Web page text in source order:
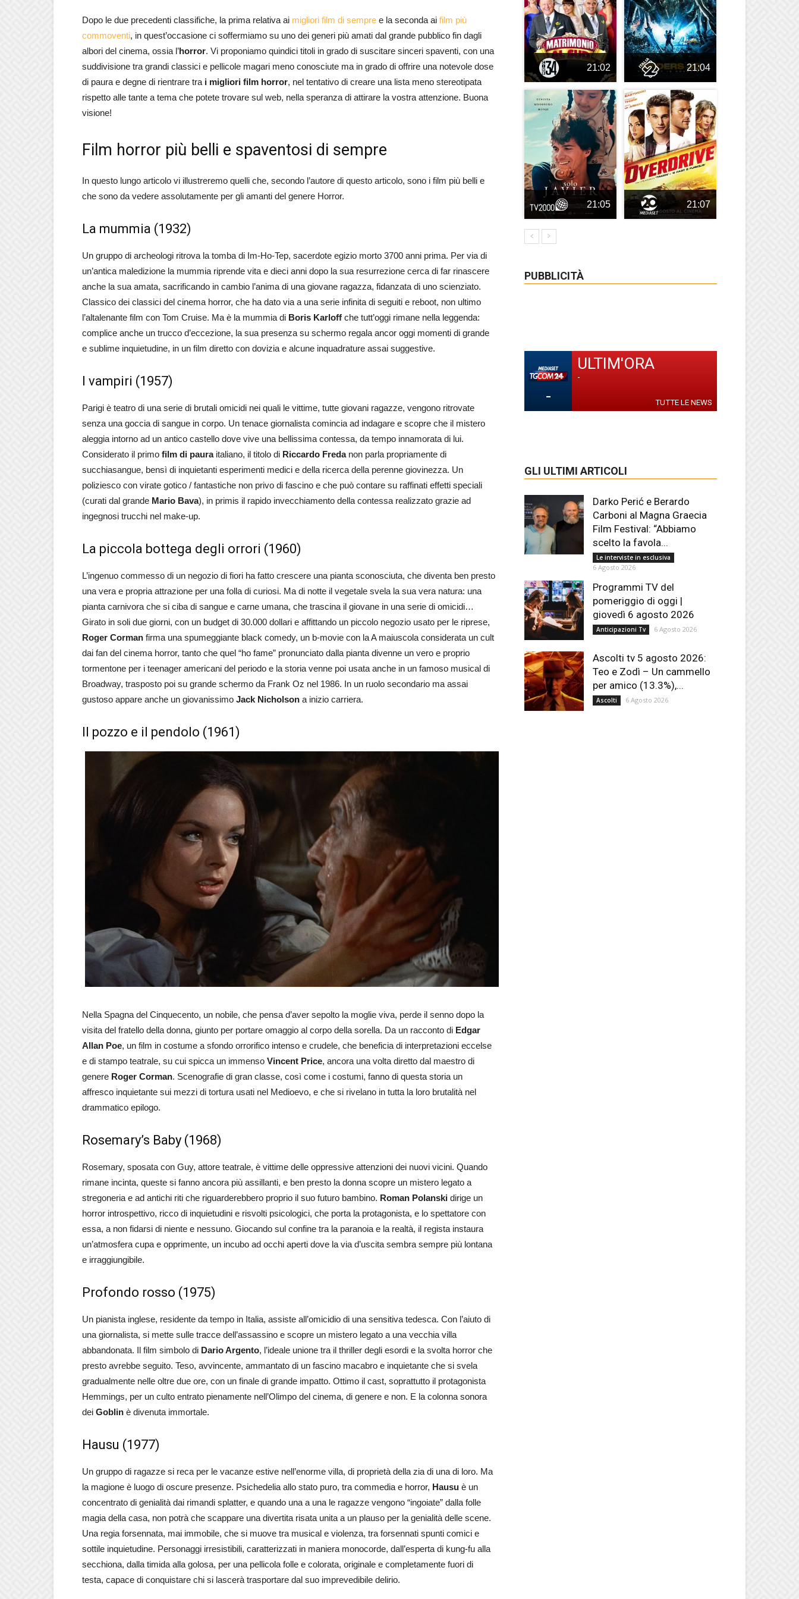
Dopo le due precedenti classifiche, la prima relativa ai migliori film di sempre e la seconda ai film più
commoventi, in quest’occasione ci soffermiamo su uno dei generi più amati dal grande pubblico fin dagli
albori del cinema, ossia l’horror. Vi proponiamo quindici titoli in grado di suscitare sinceri spaventi, con una
suddivisione tra grandi classici e pellicole magari meno conosciute ma in grado di offrire una notevole dose
di paura e degne di rientrare tra i migliori film horror, nel tentativo di creare una lista meno stereotipata
rispetto alle tante a tema che potete trovare sul web, nella speranza di attirare la vostra attenzione. Buona
visione!
Film horror più belli e spaventosi di sempre
In questo lungo articolo vi illustreremo quelli che, secondo l’autore di questo articolo, sono i film più belli e
che sono da vedere assolutamente per gli amanti del genere Horror.
La mummia (1932)
Un gruppo di archeologi ritrova la tomba di Im-Ho-Tep, sacerdote egizio morto 3700 anni prima. Per via di
un’antica maledizione la mummia riprende vita e dieci anni dopo la sua resurrezione cerca di far rinascere
anche la sua amata, sacrificando in cambio l’anima di una giovane ragazza, fidanzata di uno scienziato.
Classico dei classici del cinema horror, che ha dato via a una serie infinita di seguiti e reboot, non ultimo
l’altalenante film con Tom Cruise. Ma è la mummia di Boris Karloff che tutt’oggi rimane nella leggenda:
complice anche un trucco d’eccezione, la sua presenza su schermo regala ancor oggi momenti di grande
e sublime inquietudine, in un film diretto con dovizia e alcune inquadrature assai suggestive.
I vampiri (1957)
Parigi è teatro di una serie di brutali omicidi nei quali le vittime, tutte giovani ragazze, vengono ritrovate
senza una goccia di sangue in corpo. Un tenace giornalista comincia ad indagare e scopre che il mistero
aleggia intorno ad un antico castello dove vive una bellissima contessa, da tempo innamorata di lui.
Considerato il primo film di pauraitaliano, il titolo di Riccardo Fredanon parla propriamente di
succhiasangue, bensì di inquietanti esperimenti medici e della ricerca della perenne giovinezza. Un
poliziesco con virate gotico / fantastiche non privo di fascino e che può contare su raffinati effetti speciali
(curati dal grande Mario Bava), in primis il rapido invecchiamento della contessa realizzato grazie ad
ingegnosi trucchi nel make-up.
La piccola bottega degli orrori (1960)
L’ingenuo commesso di un negozio di fiori ha fatto crescere una pianta sconosciuta, che diventa ben presto
una vera e propria attrazione per una folla di curiosi. Ma di notte il vegetale svela la sua vera natura: una
pianta carnivora che si ciba di sangue e carne umana, che trascina il giovane in una serie di omicidi…
Girato in soli due giorni, con un budget di 30.000 dollari e affittando un piccolo negozio usato per le riprese,
Roger Corman firma una spumeggiante black comedy, un b-movie con la A maiuscola considerata un cult
dai fan del cinema horror, tanto che quel “ho fame” pronunciato dalla pianta divenne un vero e proprio
tormentone per i teenager americani del periodo e la storia venne poi usata anche in un famoso musical di
Broadway, trasposto poi su grande schermo da Frank Oz nel 1986. In un ruolo secondario ma assai
gustoso appare anche un giovanissimo Jack Nicholson a inizio carriera.
Il pozzo e il pendolo (1961)
Nella Spagna del Cinquecento, un nobile, che pensa d’aver sepolto la moglie viva, perde il senno dopo la
visita del fratello della donna, giunto per portare omaggio al corpo della sorella. Da un racconto di Edgar
Allan Poe, un film in costume a sfondo orrorifico intenso e crudele, che beneficia di interpretazioni eccelse
e di stampo teatrale, su cui spicca un immenso Vincent Price, ancora una volta diretto dal maestro di
genere Roger Corman. Scenografie di gran classe, così come i costumi, fanno di questa storia un
affresco inquietante sui mezzi di tortura usati nel Medioevo, e che si rivelano in tutta la loro brutalità nel
drammatico epilogo.
Rosemary’s Baby (1968)
Rosemary, sposata con Guy, attore teatrale, è vittime delle oppressive attenzioni dei nuovi vicini. Quando
rimane incinta, queste si fanno ancora più assillanti, e ben presto la donna scopre un mistero legato a
stregoneria e ad antichi riti che riguarderebbero proprio il suo futuro bambino. Roman Polanski dirige un
horror introspettivo, ricco di inquietudini e risvolti psicologici, che porta la protagonista, e lo spettatore con
essa, a non fidarsi di niente e nessuno. Giocando sul confine tra la paranoia e la realtà, il regista instaura
un’atmosfera cupa e opprimente, un incubo ad occhi aperti dove la via d’uscita sembra sempre più lontana
e irraggiungibile.
Profondo rosso (1975)
Un pianista inglese, residente da tempo in Italia, assiste all’omicidio di una sensitiva tedesca. Con l’aiuto di
una giornalista, si mette sulle tracce dell’assassino e scopre un mistero legato a una vecchia villa
abbandonata. Il film simbolo di Dario Argento, l’ideale unione tra il thriller degli esordi e la svolta horror che
presto avrebbe seguito. Teso, avvincente, ammantato di un fascino macabro e inquietante che si svela
gradualmente nelle oltre due ore, con un finale di grande impatto. Ottimo il cast, soprattutto il protagonista
Hemmings, per un culto entrato pienamente nell’Olimpo del cinema, di genere e non. E la colonna sonora
dei Goblin è divenuta immortale.
Hausu (1977)
Un gruppo di ragazze si reca per le vacanze estive nell’enorme villa, di proprietà della zia di una di loro. Ma
la magione è luogo di oscure presenze. Psichedelia allo stato puro, tra commedia e horror, Hausu è un
concentrato di genialità dai rimandi splatter, e quando una a una le ragazze vengono “ingoiate” dalla folle
magia della casa, non potrà che scappare una divertita risata unita a un plauso per la genialità delle scene.
Una regia forsennata, mai immobile, che si muove tra musical e violenza, tra forsennati spunti comici e
sottile inquietudine. Personaggi irresistibili, caratterizzati in maniera monocorde, dall’esperta di kung-fu alla
secchiona, dalla timida alla golosa, per una pellicola folle e colorata, originale e completamente fuori di
testa, capace di conquistare chi si lascerà trasportare dal suo imprevedibile delirio.
21:02 21:04
21:05 21:07
PUBBLICITÀ
-
ULTIM'ORA
-
TUTTE LE NEWS
GLI ULTIMI ARTICOLI
Darko Perić e Berardo
Carboni al Magna Graecia
Film Festival: “Abbiamo
scelto la favola...
Le interviste in esclusiva
6 Agosto 2026
Programmi TV del
pomeriggio di oggi |
giovedì 6 agosto 2026
Anticipazioni Tv 6 Agosto 2026
Ascolti tv 5 agosto 2026:
Teo e Zodì – Un cammello
per amico (13.3%),...
Ascolti 6 Agosto 2026